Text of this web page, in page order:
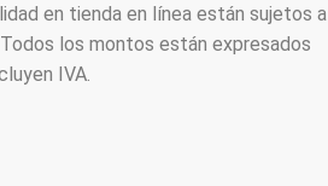
en tienda en línea están sujetos a
los montos están expresados
IVA.